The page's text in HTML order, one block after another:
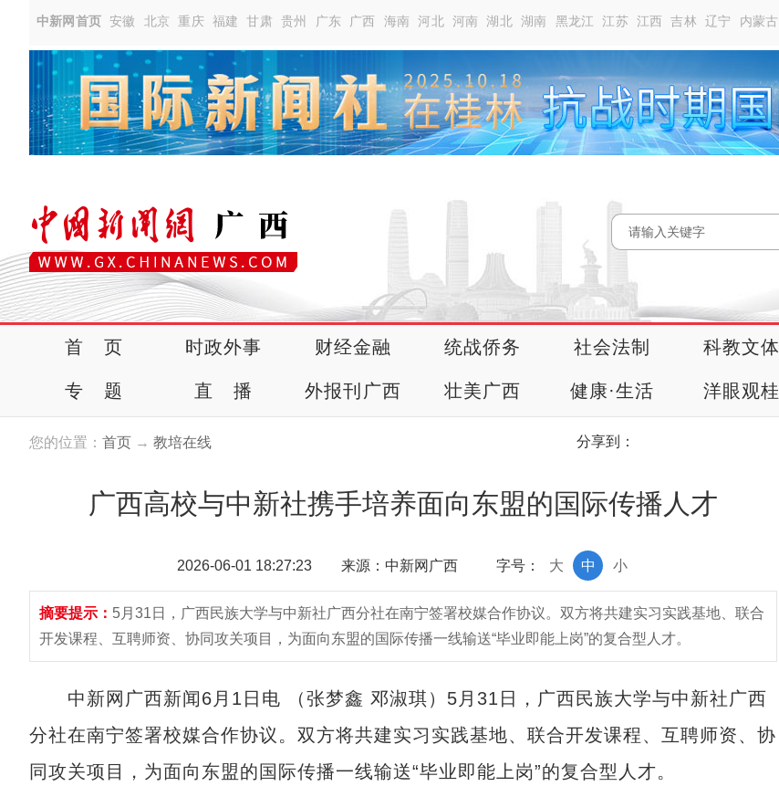
中新网首页 安徽 北京 重庆 福建 甘肃 贵州 广东 广西 海南 河北 河南 湖北 湖南 黑龙江 江苏 江西 吉林 辽宁 内蒙古
首 页 时政外事 财经金融 统战侨务 社会法制 科教文体
专 题 直 播 外报刊广西 壮美广西 健康·生活 洋眼观桂
您的位置： 首页 → 教培在线 分享到：
广西高校与中新社携手培养面向东盟的国际传播人才
2026-06-01 18:27:23 来源：中新网广西 字号： 小
中
大
摘要提示： 5月31日，广西民族大学与中新社广西分社在南宁签署校媒合作协议。双方将共建实习实践基地、联合
开发课程、互聘师资、协同攻关项目，为面向东盟的国际传播一线输送“毕业即能上岗”的复合型人才。
中新网广西新闻6月1日电 （张梦鑫 邓淑琪）5月31日，广西民族大学与中新社广西
分社在南宁签署校媒合作协议。双方将共建实习实践基地、联合开发课程、互聘师资、协
同攻关项目，为面向东盟的国际传播一线输送“毕业即能上岗”的复合型人才。